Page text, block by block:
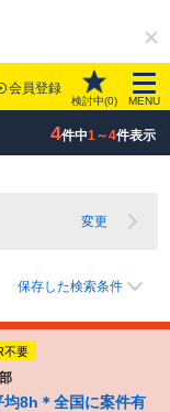
会員登録
検討中(0) MENU
4件中1～4件表示
変更
保存した検索条件
不要
8h＊全国に案件有